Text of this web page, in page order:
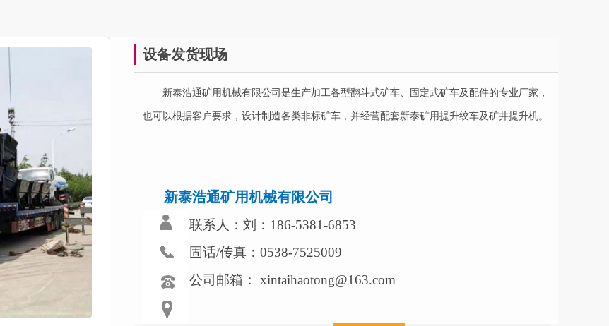
设备发货现场
新泰浩通矿用机械有限公司是生产加工各型翻斗式矿车、固定式矿车及配件的专业厂家，
也可以根据客户要求，设计制造各类非标矿车，并经营配套新泰矿用提升绞车及矿井提升机。
新泰浩通矿用机械有限公司
联系人：刘：186-5381-6853
固话/传真：0538-7525009
公司邮箱： xintaihaotong@163.com